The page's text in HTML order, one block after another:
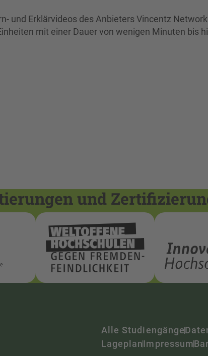
und Erklärvideos des Anbieters Vincentz
mit einer Dauer von wenigen Minuten bis
und
Alle Studiengänge
LageplanImpressum